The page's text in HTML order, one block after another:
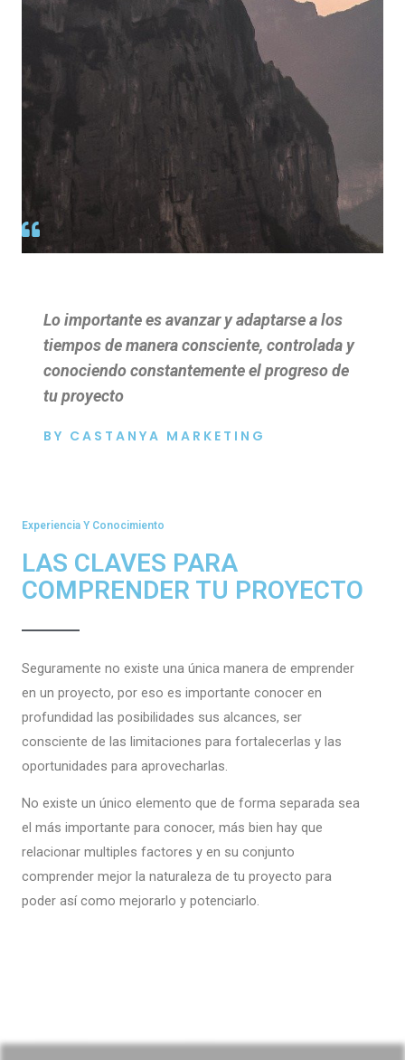
Lo importante es avanzar y adaptarse a los
tiempos de manera consciente, controlada y
conociendo constantemente el progreso de
tu proyecto
BY CASTANYA MARKETING
Experiencia Y Conocimiento
LAS CLAVES PARA
COMPRENDER TU PROYECTO
Seguramente no existe una única manera de emprender
en un proyecto, por eso es importante conocer en
profundidad las posibilidades sus alcances, ser
consciente de las limitaciones para fortalecerlas y las
oportunidades para aprovecharlas.
No existe un único elemento que de forma separada sea
el más importante para conocer, más bien hay que
relacionar multiples factores y en su conjunto
comprender mejor la naturaleza de tu proyecto para
poder así como mejorarlo y potenciarlo.